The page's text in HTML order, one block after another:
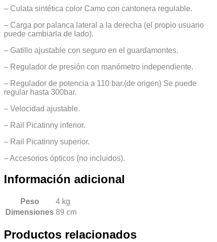
– Culata sintética color Camo con cantonera regulable.
– Carga por palanca lateral a la derecha (el propio usuario
puede cambiarla de lado).
– Gatillo ajustable con seguro en el guardamontes.
– Regulador de presión con manómetro independiente.
– Regulador de potencia a 110 bar.(de origen) Se puede
regular hasta 300bar.
– Velocidad ajustable.
– Rail Picatinny inferior.
– Rail Picatinny superior.
– Accesorios ópticos (no incluidos).
Información adicional
Peso
4 kg
Dimensiones 89 cm
Productos relacionados